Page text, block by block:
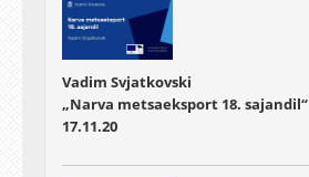
Vadim Svjatkovski
„Narva metsaeksport 18. sajandil“
17.11.20